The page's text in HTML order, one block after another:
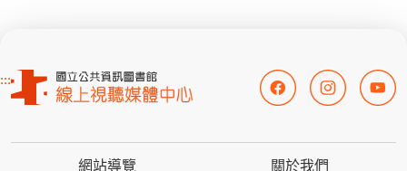
:::
網站導覽 關於我們